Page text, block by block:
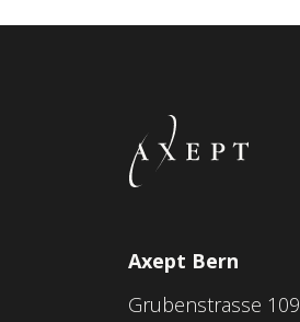
Axept Bern
Grubenstrasse 109